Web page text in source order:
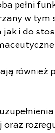
pełni
w tym
i do
również